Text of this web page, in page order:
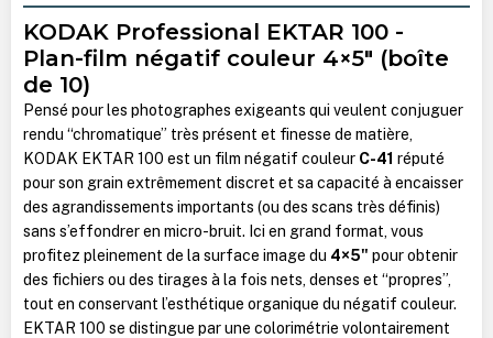
KODAK Professional EKTAR 100 -
Plan-film négatif couleur 4×5" (boîte
de 10)
Pensé pour les photographes exigeants qui veulent conjuguer
rendu “chromatique” très présent et finesse de matière,
KODAK EKTAR 100 est un film négatif couleur C-41 réputé
pour son grain extrêmement discret et sa capacité à encaisser
des agrandissements importants (ou des scans très définis)
sans s’effondrer en micro-bruit. Ici en grand format, vous
profitez pleinement de la surface image du 4×5" pour obtenir
des fichiers ou des tirages à la fois nets, denses et “propres”,
tout en conservant l’esthétique organique du négatif couleur.
EKTAR 100 se distingue par une colorimétrie volontairement